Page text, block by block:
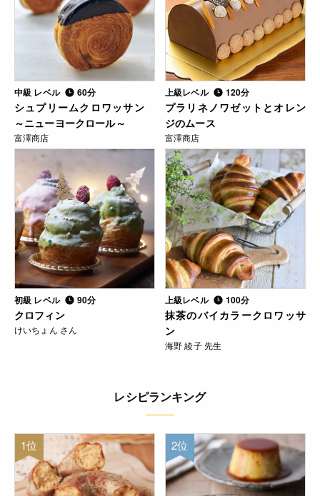
中級 レベル 60分
シュプリームクロワッサン
～ニューヨークロール～
富澤商店
上級レベル 120分
プラリネノワゼットとオレン
ジのムース
富澤商店
初級 レベル 90分
クロフィン
けいちょん さん
上級レベル 100分
抹茶のバイカラークロワッサ
ン
海野 綾子 先生
レシピランキング
1位 2位